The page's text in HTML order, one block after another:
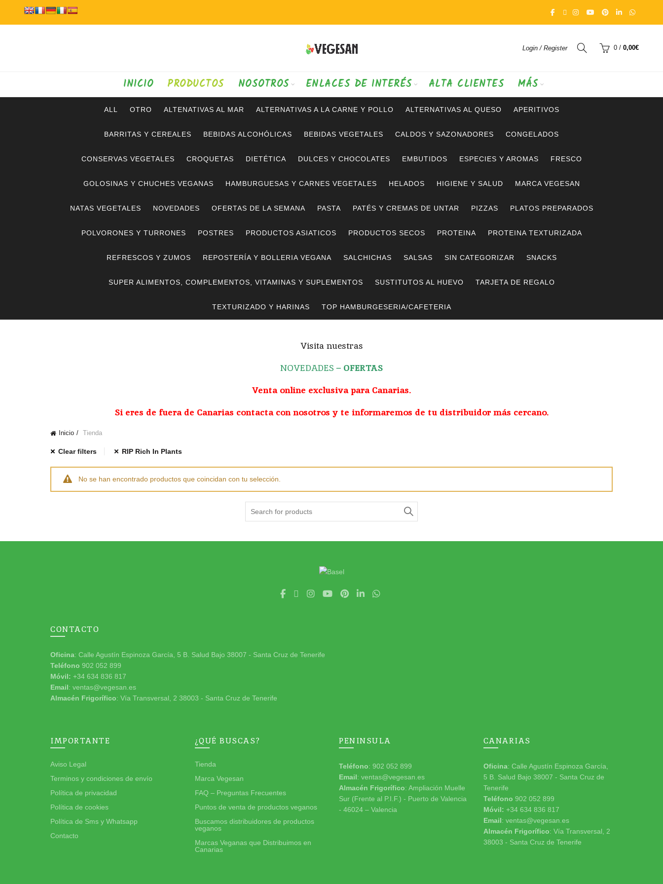
Login / Register 0 / 0,00€
INICIO PRODUCTOS NOSOTROS ENLACES DE INTERÉS ALTA CLIENTES MÁS
ALL OTRO ALTENATIVAS AL MAR ALTERNATIVAS A LA CARNE Y POLLO ALTERNATIVAS AL QUESO APERITIVOS
BARRITAS Y CEREALES BEBIDAS ALCOHÓLICAS BEBIDAS VEGETALES CALDOS Y SAZONADORES CONGELADOS
CONSERVAS VEGETALES CROQUETAS DIETÉTICA DULCES Y CHOCOLATES EMBUTIDOS ESPECIES Y AROMAS FRESCO
GOLOSINAS Y CHUCHES VEGANAS HAMBURGUESAS Y CARNES VEGETALES HELADOS HIGIENE Y SALUD MARCA VEGESAN
NATAS VEGETALES NOVEDADES OFERTAS DE LA SEMANA PASTA PATÉS Y CREMAS DE UNTAR PIZZAS PLATOS PREPARADOS
POLVORONES Y TURRONES POSTRES PRODUCTOS ASIATICOS PRODUCTOS SECOS PROTEINA PROTEINA TEXTURIZADA
REFRESCOS Y ZUMOS REPOSTERÍA Y BOLLERIA VEGANA SALCHICHAS SALSAS SIN CATEGORIZAR SNACKS
SUPER ALIMENTOS, COMPLEMENTOS, VITAMINAS Y SUPLEMENTOS SUSTITUTOS AL HUEVO TARJETA DE REGALO
TEXTURIZADO Y HARINAS TOP HAMBURGESERIA/CAFETERIA
Visita nuestras
NOVEDADES – OFERTAS
Venta online exclusiva para Canarias.
Si eres de fuera de Canarias contacta con nosotros y te informaremos de tu distribuidor más cercano.
Inicio Tienda
Clear filters RIP Rich In Plants
No se han encontrado productos que coincidan con tu selección.
CONTACTO
Oficina: Calle Agustín Espinoza García, 5 B. Salud Bajo 38007 - Santa Cruz de Tenerife
Teléfono 902 052 899
Móvil: +34 634 836 817
Email: ventas@vegesan.es
Almacén Frigorífico: Vía Transversal, 2 38003 - Santa Cruz de Tenerife
IMPORTANTE
Aviso Legal
Terminos y condiciones de envío
Política de privacidad
Política de cookies
Política de Sms y Whatsapp
Contacto
¿QUÉ BUSCAS?
Tienda
Marca Vegesan
FAQ – Preguntas Frecuentes
Puntos de venta de productos veganos
Buscamos distribuidores de productos
veganos
Marcas Veganas que Distribuimos en
Canarias
PENINSULA
Teléfono: 902 052 899
Email: ventas@vegesan.es
Almacén Frigorífico: Ampliación Muelle
Sur (Frente al P.I.F.) - Puerto de Valencia
- 46024 – Valencia
CANARIAS
Oficina: Calle Agustín Espinoza García,
5 B. Salud Bajo 38007 - Santa Cruz de
Tenerife
Teléfono 902 052 899
Móvil: +34 634 836 817
Email: ventas@vegesan.es
Almacén Frigorífico: Vía Transversal, 2
38003 - Santa Cruz de Tenerife